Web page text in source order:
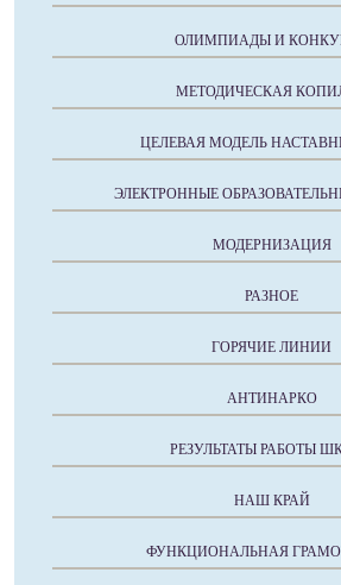
ОЛИМПИАДЫ И
МЕТОДИЧЕСКАЯ
ЦЕЛЕВАЯ МОДЕЛЬ
ЭЛЕКТРОННЫЕ
МОДЕРНИЗАЦИЯ
РАЗНОЕ
ГОРЯЧИЕ ЛИНИИ
АНТИНАРКО
РЕЗУЛЬТАТЫ РАБОТЫ
НАШ КРАЙ
ФУНКЦИОНАЛЬНАЯ